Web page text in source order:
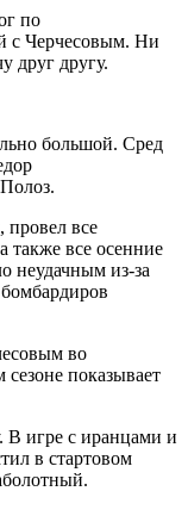
по
с Черчесовым. Ни
друг другу.
большой. Сред
все
также все осенние
неудачным из-за
во
показывает
В игре с иранцами и
в стартовом